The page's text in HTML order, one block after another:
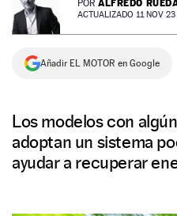
NEWSLETTER
SÍGUENOS
POR ALFREDO
ACTUALIZADO 11 NOV
Añadir EL MOTOR en Google
Los modelos con
adoptan un sistema
ayudar a recuperar